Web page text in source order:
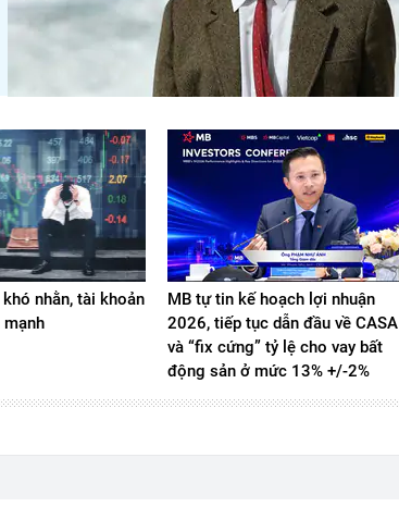
nhằn, tài khoản
MB tự tin kế hoạch lợi nhuận
2026, tiếp tục dẫn đầu về CASA
và “fix cứng” tỷ lệ cho vay bất
động sản ở mức 13% +/-2%